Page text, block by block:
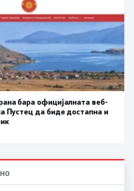
бара официјалната веб-
Пустец да биде достапна и